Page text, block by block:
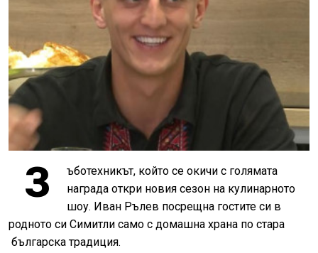
З
ъботехникът, който се окичи с голямата
награда откри новия сезон на кулинарното
шоу. Иван Рълев посрещна гостите си в
родното си Симитли само с домашна храна по стара
българска традиция.